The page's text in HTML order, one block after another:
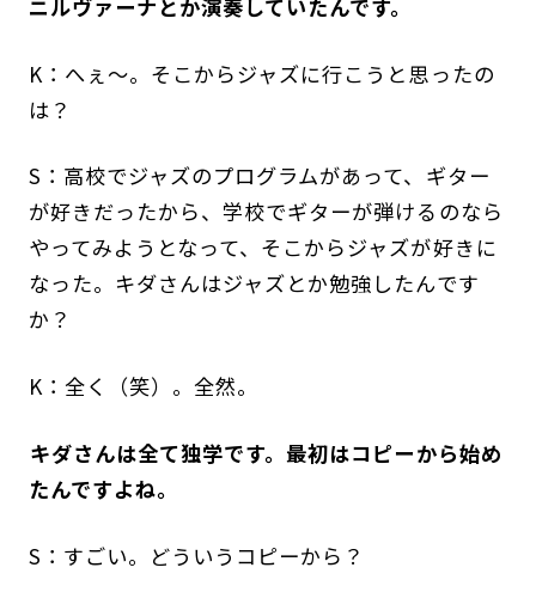
ニルヴァーナとか演奏していたんです。
K：へぇ〜。そこからジャズに行こうと思ったの
は？
S：高校でジャズのプログラムがあって、ギター
が好きだったから、学校でギターが弾けるのなら
やってみようとなって、そこからジャズが好きに
なった。キダさんはジャズとか勉強したんです
か？
K：全く（笑）。全然。
――キダさんは全て独学です。最初はコピーから始め
たんですよね。
S：すごい。どういうコピーから？